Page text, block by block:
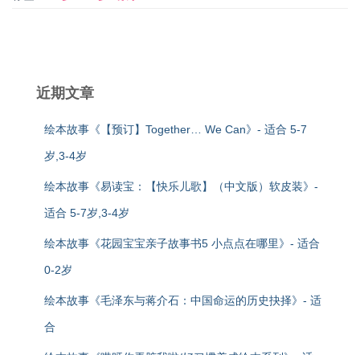
近期文章
绘本故事《【预订】Together… We Can》- 适合 5-7
岁,3-4岁
绘本故事《易读宝：【快乐儿歌】（中文版）软皮装》-
适合 5-7岁,3-4岁
绘本故事《花园宝宝亲子故事书5 小点点在哪里》- 适合
0-2岁
绘本故事《毛泽东与蒋介石：中国命运的历史抉择》- 适
合